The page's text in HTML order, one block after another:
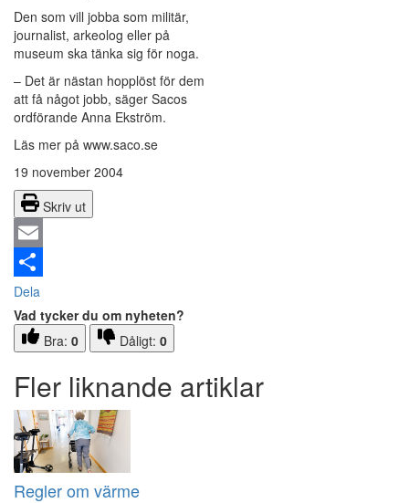
Den som vill jobba som militär,
journalist, arkeolog eller på
museum ska tänka sig för noga.
– Det är nästan hopplöst för dem
att få något jobb, säger Sacos
ordförande Anna Ekström.
Läs mer på www.saco.se
19 november 2004
Skriv ut
Email
Dela
Vad tycker du om nyheten?
Bra: 0 Dåligt: 0
Fler liknande artiklar
Regler om värme